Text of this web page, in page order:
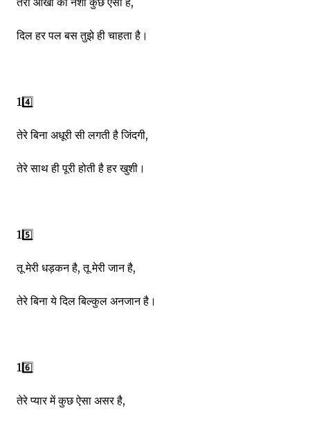
दिल हर पल बस तुझे ही चाहता है।
14️⃣
तेरे बिना अधूरी सी लगती है जिंदगी,
तेरे साथ ही पूरी होती है हर खुशी।
15️⃣
तू मेरी धड़कन है, तू मेरी जान है,
तेरे बिना ये दिल बिल्कुल अनजान है।
16️⃣
तेरे प्यार में कुछ ऐसा असर है,